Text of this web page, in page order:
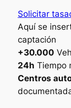
Solicitar
Aquí se
captación
+30.000
24h Tiempo
Centros